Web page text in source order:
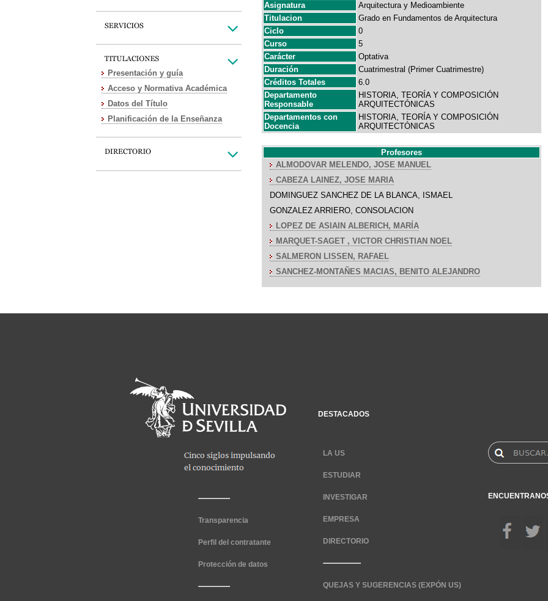
Presentación y guía
Acceso y Normativa Académica
Datos del Título
Planificación de la Enseñanza
Asignatura
Arquitectura y Medioambiente
Titulacion
Grado en Fundamentos de Arquitectura
Ciclo
0
Curso
5
Carácter
Optativa
Duración
Cuatrimestral (Primer Cuatrimestre)
Créditos Totales
6.0
Departamento
Responsable
HISTORIA, TEORÍA Y COMPOSICIÓN
ARQUITECTÓNICAS
Departamentos con
Docencia
HISTORIA, TEORÍA Y COMPOSICIÓN
ARQUITECTÓNICAS
Profesores
ALMODOVAR MELENDO, JOSE MANUEL
CABEZA LAINEZ, JOSE MARIA
DOMINGUEZ SANCHEZ DE LA BLANCA, ISMAEL
GONZALEZ ARRIERO, CONSOLACION
LOPEZ DE ASIAIN ALBERICH, MARÍA
MARQUET-SAGET , VICTOR CHRISTIAN NOEL
SALMERON LISSEN, RAFAEL
SANCHEZ-MONTAÑES MACIAS, BENITO ALEJANDRO
Transparencia
Perfil del contratante
Protección de datos
DESTACADOS
LA US
ESTUDIAR
INVESTIGAR
EMPRESA
DIRECTORIO
QUEJAS Y SUGERENCIAS (EXPÓN US)